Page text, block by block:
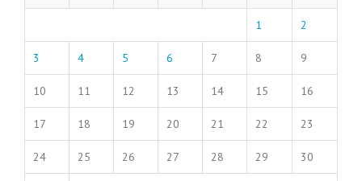
1 2
3 4 5 6 7 8 9
10 11 12 13 14 15 16
17 18 19 20 21 22 23
24 25 26 27 28 29 30